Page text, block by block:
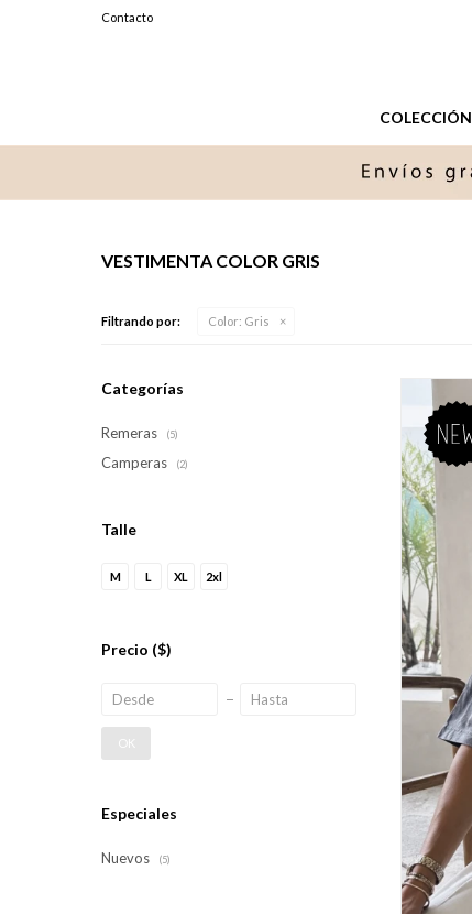
COLECCIÓN
Contacto
VESTIMENTA COLOR GRIS
Filtrando por: Color: Gris
Categorías
Remeras (5)
Camperas (2)
Talle
M L XL 2xl
Precio ($)
OK
Especiales
Nuevos (5)